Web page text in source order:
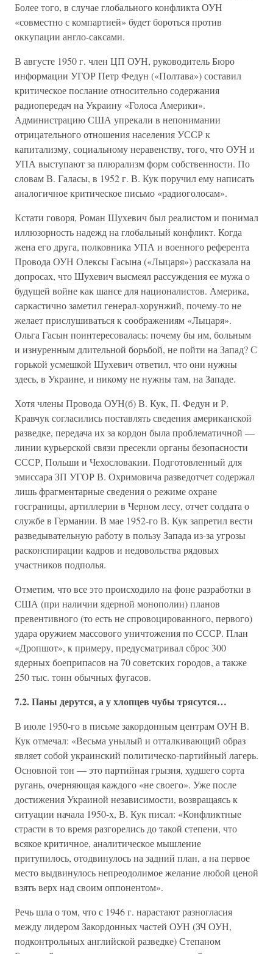
Более того, в случае глобального конфликта ОУН
«совместно с компартией» будет бороться против
оккупации англо-саксами.
В августе 1950 г. член ЦП ОУН, руководитель Бюро
информации УГОР Петр Федун («Полтава») составил
критическое послание относительно содержания
радиопередач на Украину «Голоса Америки».
Администрацию США упрекали в непонимании
отрицательного отношения населения УССР к
капитализму, социальному неравенству, того, что ОУН и
УПА выступают за плюрализм форм собственности. По
словам В. Галасы, в 1952 г. В. Кук поручил ему написать
аналогичное критическое письмо «радиоголосам».
Кстати говоря, Роман Шухевич был реалистом и понимал
иллюзорность надежд на глобальный конфликт. Когда
жена его друга, полковника УПА и военного референта
Провода ОУН Олексы Гасына («Лыцаря») рассказала на
допросах, что Шухевич высмеял рассуждения ее мужа о
будущей войне как шансе для националистов. Америка,
саркастично заметил генерал-хорунжий, почему-то не
желает прислушиваться к соображениям «Лыцаря».
Ольга Гасын поинтересовалась: почему бы им, больным
и изнуренным длительной борьбой, не пойти на Запад? С
горькой усмешкой Шухевич ответил, что они нужны
здесь, в Украине, и никому не нужны там, на Западе.
Хотя члены Провода ОУН(б) В. Кук, П. Федун и Р.
Кравчук согласились поставлять сведения американской
разведке, передача их за кордон была проблематичной —
линии курьерской связи пресекли органы безопасности
СССР, Польши и Чехословакии. Подготовленный для
эмиссара ЗП УГОР В. Охримовича разведотчет содержал
лишь фрагментарные сведения о режиме охране
госграницы, артиллерии в Черном лесу, отчет солдата о
службе в Германии. В мае 1952-го В. Кук запретил вести
разведывательную работу в пользу Запада из-за угрозы
расконспирации кадров и недовольства рядовых
участников подполья.
Отметим, что все это происходило на фоне разработки в
США (при наличии ядерной монополии) планов
превентивного (то есть не спровоцированного, первого)
удара оружием массового уничтожения по СССР. План
«Дропшот», к примеру, предусматривал сброс 300
ядерных боеприпасов на 70 советских городов, а также
250 тыс. тонн обычных фугасов.
7.2. Паны дерутся, а у хлопцев чубы трясутся…
В июле 1950-го в письме закордонным центрам ОУН В.
Кук отмечал: «Весьма унылый и отталкивающий образ
являет собой украинский политическо-партийный лагерь.
Основной тон — это партийная грызня, худшего сорта
ругань, очерняющая каждого «не своего». Уже после
достижения Украиной независимости, возвращаясь к
ситуации начала 1950-х, В. Кук писал: «Конфликтные
страсти в то время разгорелись до такой степени, что
всякое критичное, аналитическое мышление
притупилось, отодвинулось на задний план, а на первое
место выдвинулось непреодолимое желание любой ценой
взять верх над своим оппонентом».
Речь шла о том, что с 1946 г. нарастают разногласия
между лидером Закордонных частей ОУН (ЗЧ ОУН,
подконтрольных английской разведке) Степаном